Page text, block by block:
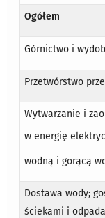
Ogółem
Górnictwo i
Przetwórstwo
Wytwarzanie i
w energię
wodną i gorącą
Dostawa wody;
ściekami i